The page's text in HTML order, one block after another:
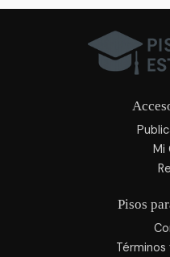
Mi
Pisos
Términos